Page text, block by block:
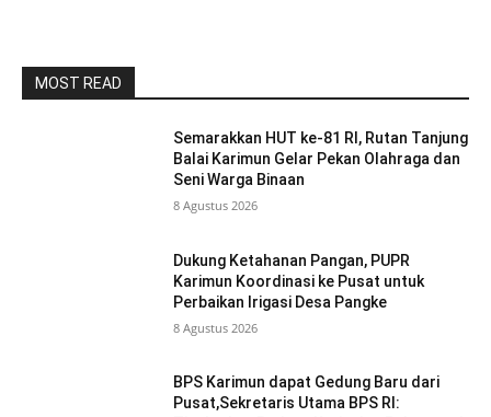
MOST READ
Semarakkan HUT ke-81 RI, Rutan Tanjung
Balai Karimun Gelar Pekan Olahraga dan
Seni Warga Binaan
8 Agustus 2026
Dukung Ketahanan Pangan, PUPR
Karimun Koordinasi ke Pusat untuk
Perbaikan Irigasi Desa Pangke
8 Agustus 2026
BPS Karimun dapat Gedung Baru dari
Pusat,Sekretaris Utama BPS RI: